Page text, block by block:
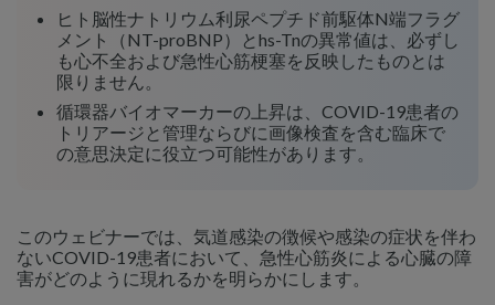
ヒト脳性ナトリウム利尿ペプチド前駆体N端フラグ
メント（NT-proBNP）とhs-Tnの異常値は、必ずし
も心不全および急性心筋梗塞を反映したものとは
限りません。
循環器バイオマーカーの上昇は、COVID-19患者の
トリアージと管理ならびに画像検査を含む臨床で
の意思決定に役立つ可能性があります。
このウェビナーでは、気道感染の徴候や感染の症状を伴わ
ないCOVID-19患者において、急性心筋炎による心臓の障
害がどのように現れるかを明らかにします。